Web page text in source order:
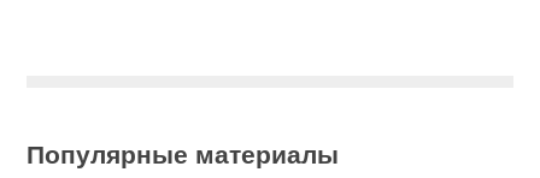
Популярные материалы